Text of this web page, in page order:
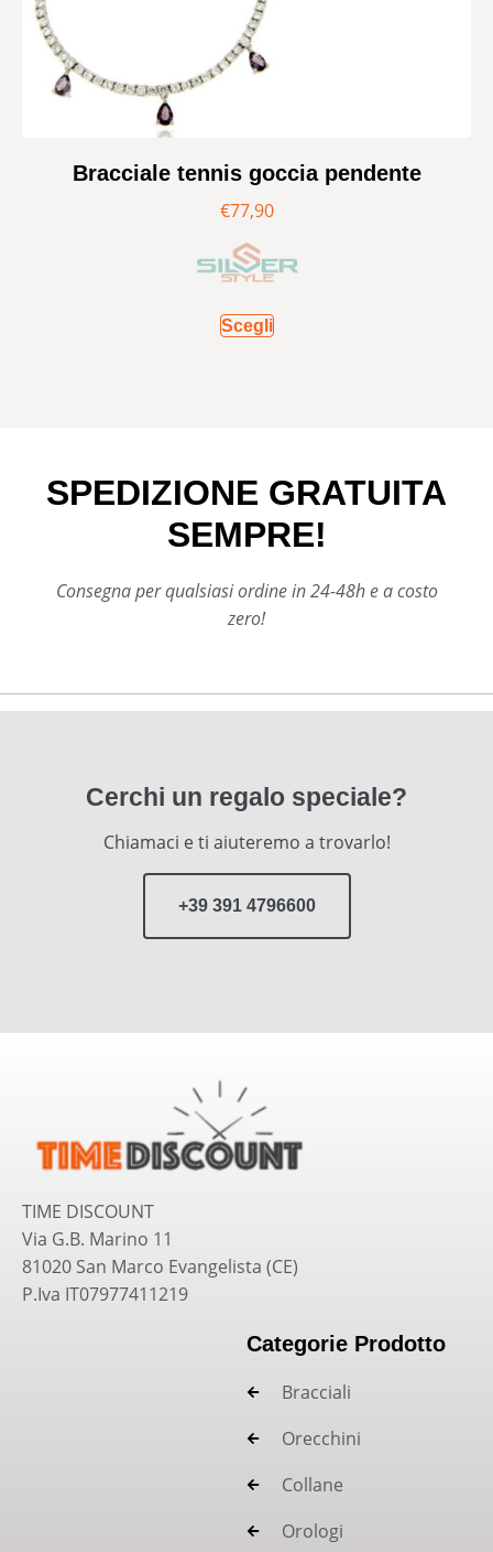
Bracciale tennis goccia pendente
€77,90
Scegli
SPEDIZIONE GRATUITA
SEMPRE!
Consegna per qualsiasi ordine in 24-48h e a costo
zero!
Cerchi un regalo speciale?
Chiamaci e ti aiuteremo a trovarlo!
+39 391 4796600
TIME DISCOUNT
Via G.B. Marino 11
81020 San Marco Evangelista (CE)
P.Iva IT07977411219
Categorie Prodotto
Bracciali
Orecchini
Collane
Orologi